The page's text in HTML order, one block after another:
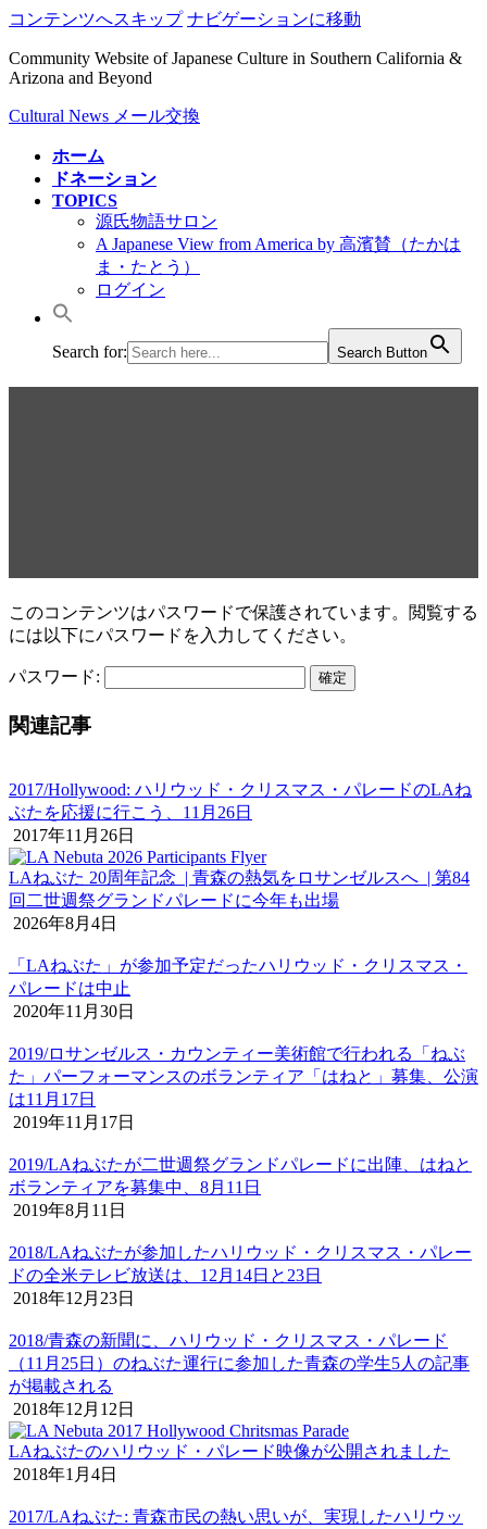
コンテンツへスキップ ナビゲーションに移動
Community Website of Japanese Culture in Southern California &
Arizona and Beyond
Cultural News メール交換
ホーム
ドネーション
TOPICS
源氏物語サロン
A Japanese View from America by 高濱賛（たかは
ま・たとう）
ログイン
Search for: Search Button
このコンテンツはパスワードで保護されています。閲覧する
には以下にパスワードを入力してください。
パスワード:
関連記事
2017/Hollywood: ハリウッド・クリスマス・パレードのLAね
ぶたを応援に行こう、11月26日
2017年11月26日
LAねぶた 20周年記念 | 青森の熱気をロサンゼルスへ | 第84
回二世週祭グランドパレードに今年も出場
2026年8月4日
「LAねぶた」が参加予定だったハリウッド・クリスマス・
パレードは中止
2020年11月30日
2019/ロサンゼルス・カウンティー美術館で行われる「ねぶ
た」パーフォーマンスのボランティア「はねと」募集、公演
は11月17日
2019年11月17日
2019/LAねぶたが二世週祭グランドパレードに出陣、はねと
ボランティアを募集中、8月11日
2019年8月11日
2018/LAねぶたが参加したハリウッド・クリスマス・パレー
ドの全米テレビ放送は、12月14日と23日
2018年12月23日
2018/青森の新聞に、ハリウッド・クリスマス・パレード
（11月25日）のねぶた運行に参加した青森の学生5人の記事
が掲載される
2018年12月12日
LAねぶたのハリウッド・パレード映像が公開されました
2018年1月4日
2017/LAねぶた: 青森市民の熱い思いが、実現したハリウッ